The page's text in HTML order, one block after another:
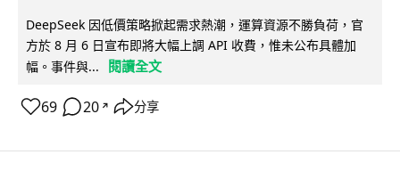
DeepSeek 因低價策略掀起需求熱潮，運算資源不勝負荷，官
方於 8 月 6 日宣布即將大幅上調 API 收費，惟未公布具體加
幅。事件與...
閱讀全文
69 20 ↗ 分享